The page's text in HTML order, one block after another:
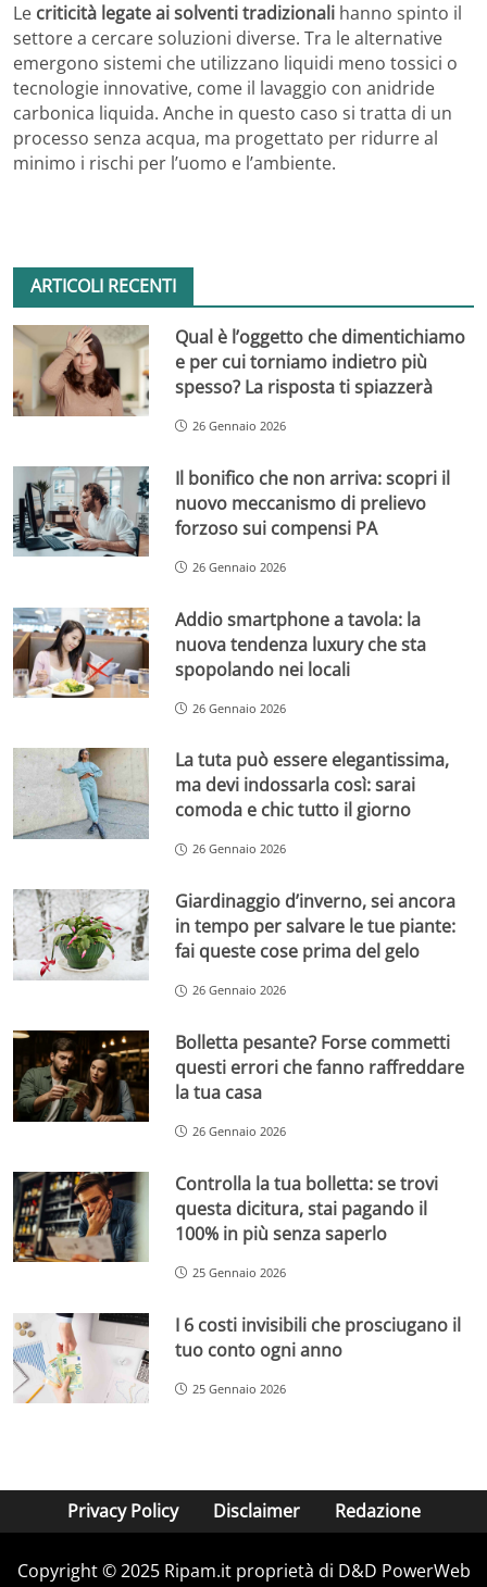
Le criticità legate ai solventi tradizionali hanno spinto il
settore a cercare soluzioni diverse. Tra le alternative
emergono sistemi che utilizzano liquidi meno tossici o
tecnologie innovative, come il lavaggio con anidride
carbonica liquida. Anche in questo caso si tratta di un
processo senza acqua, ma progettato per ridurre al
minimo i rischi per l’uomo e l’ambiente.
ARTICOLI RECENTI
Qual è l’oggetto che dimentichiamo
e per cui torniamo indietro più
spesso? La risposta ti spiazzerà
26 Gennaio 2026
Il bonifico che non arriva: scopri il
nuovo meccanismo di prelievo
forzoso sui compensi PA
26 Gennaio 2026
Addio smartphone a tavola: la
nuova tendenza luxury che sta
spopolando nei locali
26 Gennaio 2026
La tuta può essere elegantissima,
ma devi indossarla così: sarai
comoda e chic tutto il giorno
26 Gennaio 2026
Giardinaggio d’inverno, sei ancora
in tempo per salvare le tue piante:
fai queste cose prima del gelo
26 Gennaio 2026
Bolletta pesante? Forse commetti
questi errori che fanno raffreddare
la tua casa
26 Gennaio 2026
Controlla la tua bolletta: se trovi
questa dicitura, stai pagando il
100% in più senza saperlo
25 Gennaio 2026
I 6 costi invisibili che prosciugano il
tuo conto ogni anno
25 Gennaio 2026
Privacy Policy Disclaimer Redazione
Copyright © 2025 Ripam.it proprietà di D&D PowerWeb